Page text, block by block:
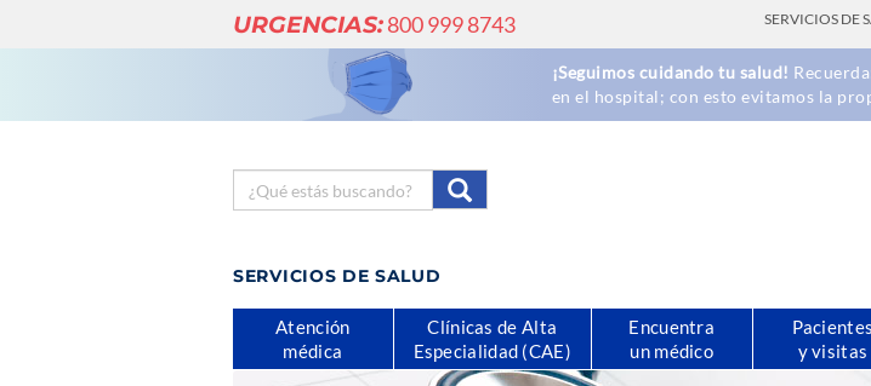
URGENCIAS:800 999 8743 SERVICIOS DE
¡Seguimos cuidando tu salud!
en el hospital; con esto evitamos la
SERVICIOS DE SALUD
Atención
médica
Clínicas de Alta
Especialidad (CAE)
Encuentra
un médico
Pacientes
y visitas